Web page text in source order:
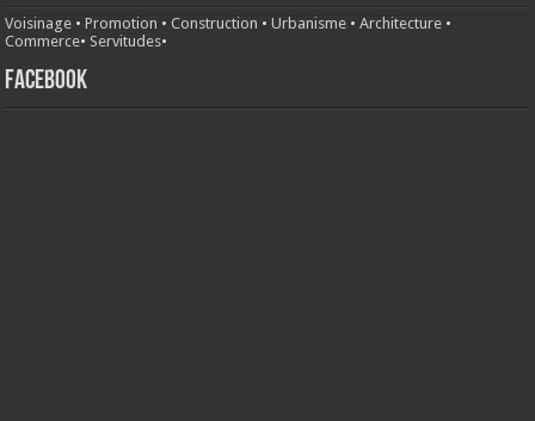
Voisinage •Promotion •Construction •Urbanisme •Architecture •
Commerce• Servitudes•
FACEBOOK